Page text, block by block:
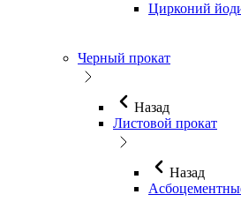
Цирконий
Черный прокат
Назад
Листовой прокат
Назад